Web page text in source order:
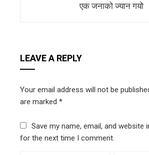
एक जनाको ज्यान गयो
LEAVE A REPLY
Your email address will not be
are marked *
Save my name, email, and website
for the next time I comment.